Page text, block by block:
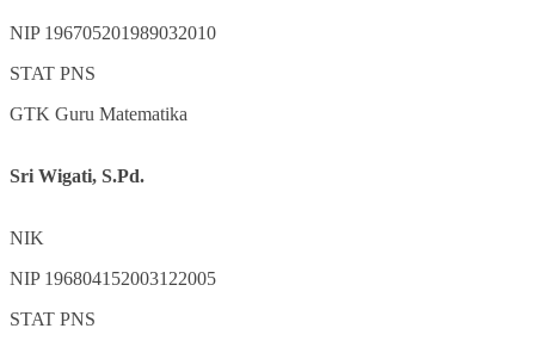
NIP 196705201989032010
STAT PNS
GTK Guru Matematika
Sri Wigati, S.Pd.
NIK
NIP 196804152003122005
STAT PNS